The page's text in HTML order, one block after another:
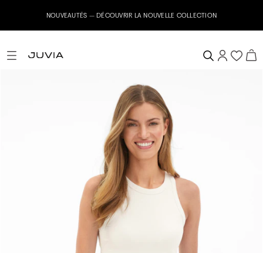
Inscrivez-vous maintenant à notre newsletter & recevez
10%